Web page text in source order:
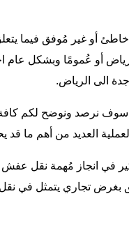
خاطئ أو غير مُوفق فيما
أو عُمومًا وبشكل عام
الى الرياض.
سوف نرصد ونوضح لكم
العديد من أهم ما
في انجاز مُهمة نقل
بغرض تجاري يتمثل في